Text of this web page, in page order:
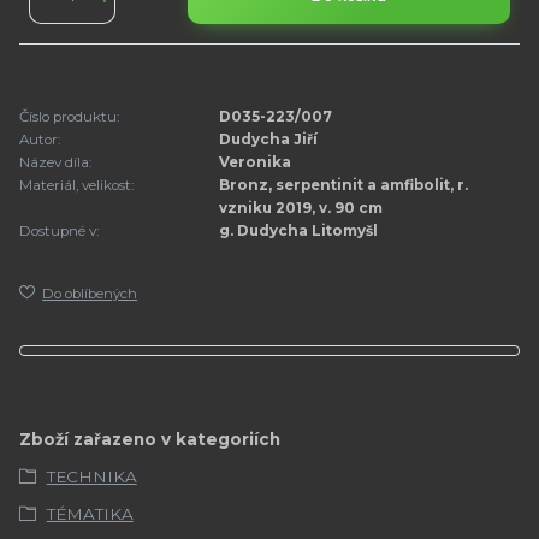
Číslo produktu:
D035-223/007
Autor:
Dudycha Jiří
Název díla:
Veronika
Materiál, velikost:
Bronz, serpentinit a amfibolit, r.
vzniku 2019, v. 90 cm
Dostupné v:
g. Dudycha Litomyšl
Do oblíbených
Zboží zařazeno v kategoriích
TECHNIKA
TÉMATIKA